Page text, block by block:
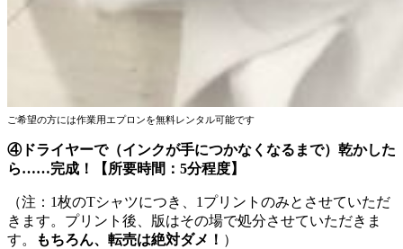
ご希望の方には作業用エプロンを無料レンタル可能です
④ドライヤーで（インクが手につかなくなるまで）乾かした
ら……完成！【所要時間：5分程度】
（注：1枚のTシャツにつき、1プリントのみとさせていただ
きます。プリント後、版はその場で処分させていただきま
す。
もちろん、転売は絶対ダメ！ ）